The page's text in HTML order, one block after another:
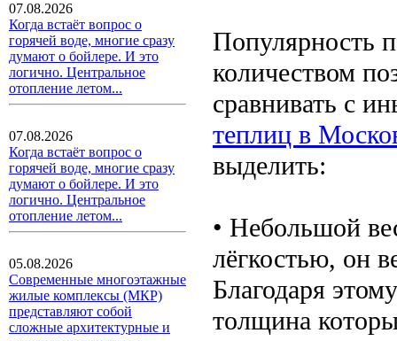
07.08.2026
Когда встаёт вопрос о
горячей воде, многие сразу
думают о бойлере. И это
логично. Центральное
отопление летом...
07.08.2026
Когда встаёт вопрос о
горячей воде, многие сразу
думают о бойлере. И это
логично. Центральное
отопление летом...
05.08.2026
Современные многоэтажные
жилые комплексы (МКР)
представляют собой
сложные архитектурные и
Популярность
количеством
сравнивать с
теплиц в
выделить:
• Небольшой
лёгкостью, он
Благодаря
толщина